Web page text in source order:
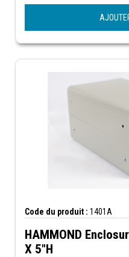
Code du produit : 1401A
HAMMOND
X 5"H